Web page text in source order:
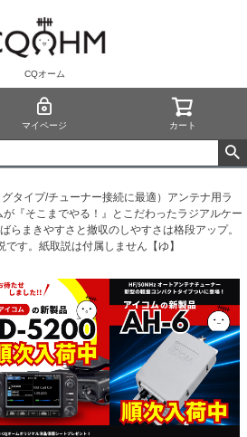
CQオーム
マイページ カート
タイプ/チューナー接続に最適）アンテナ用ラ
『そこまでやる！』とこだわったラジアルケー
らまきやすさと撤収のしやすさは格段アップ。
す。紙取説は付属しません【ゆ】